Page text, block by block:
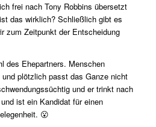
frei nach Tony Robbins übersetzt
das wirklich? Schließlich gibt es
zum Zeitpunkt der Entscheidung
des Ehepartners. Menschen
plötzlich passt das Ganze nicht
und er trinkt nach
ist ein Kandidat für einen
😮